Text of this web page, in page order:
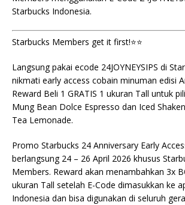
Starbucks Indonesia.
Starbucks Members get it first!⭐️⭐️
Langsung pakai ecode 24JOYNEYSIPS di
nikmati early access cobain minuman edisi
Reward Beli 1 GRATIS 1 ukuran Tall untuk
Mung Bean Dolce Espresso dan Iced
Tea Lemonade.
Promo Starbucks 24 Anniversary Early
berlangsung 24 – 26 April 2026 khusus
Members. Reward akan menambahkan 3x
ukuran Tall setelah E-Code dimasukkan ke
Indonesia dan bisa digunakan di seluruh